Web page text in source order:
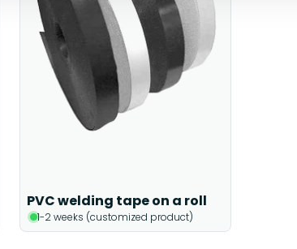
PVC welding tape on a roll
1-2 weeks (customized product)